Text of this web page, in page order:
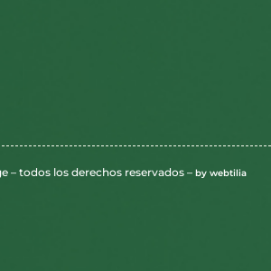
– todos los derechos reservados – by webtilia